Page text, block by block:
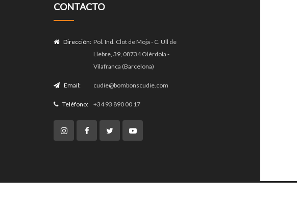
CONTACTO
Dirección: Pol. Ind. Clot de Moja - C. Ull de
Llebre, 39, 08734 Olèrdola -
Vilafranca (Barcelona)
Email: cudie@bombonscudie.com
Teléfono: +34 93 890 00 17